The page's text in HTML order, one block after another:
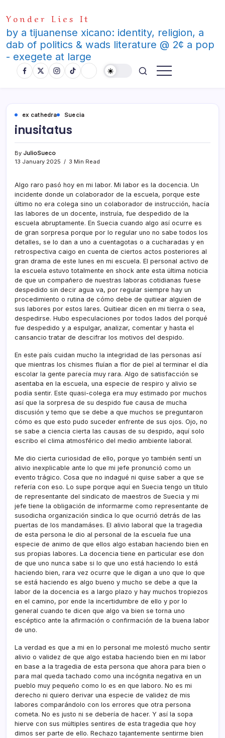
to
content
Yonder Lies It
by a tijuanense xicano: identity, religion, a
dab of politics & wads literature @ 2¢ a pop
- exegete at large
ex cathedra Suecia
inusitatus
By JulioSueco
13 January 2025
3 Min Read
Algo raro pasó hoy en mi labor. Mi labor es la docencia. Un
incidente donde un colaborador de la escuela, porque este
último no era colega sino un colaborador de instrucción, hacía
las labores de un docente, instruía, fue despedido de la
escuela abruptamente. En Suecia cuando algo así ocurre es
de gran sorpresa porque por lo regular uno no sabe todos los
detalles, se lo dan a uno a cuentagotas o a cucharadas y en
retrospectiva caigo en cuenta de ciertos actos posteriores al
gran drama de este lunes en mi escuela. El personal activo de
la escuela estuvo totalmente en shock ante esta última noticia
de que un compañero de nuestras laboras cotidianas fuese
despedido sin decir agua va, por regular siempre hay un
procedimiento o rutina de cómo debe de quitiear alguien de
sus labores por estos lares. Quitiear dicen en mi tierra o sea,
despedirse. Hubo especulaciones por todos lados del porqué
fue despedido y a espulgar, analizar, comentar y hasta el
cansancio tratar de descifrar los motivos del despido.
En este país cuidan mucho la integridad de las personas así
que mientras los chismes fluían a flor de piel al terminar el día
escolar la gente parecía muy rara. Algo de satisfacción se
asentaba en la escuela, una especie de respiro y alivio se
podía sentir. Este quasi-colega era muy estimado por muchos
así que la sorpresa de su despido fue causa de mucha
discusión y temo que se debe a que muchos se preguntaron
cómo es que esto pudo suceder enfrente de sus ojos. Ojo, no
se sabe a ciencia cierta las causas de su despido, aquí solo
escribo el clima atmosférico del medio ambiente laboral.
Me dio cierta curiosidad de ello, porque yo también sentí un
alivio inexplicable ante lo que mi jefe pronunció como un
evento trágico. Cosa que no indagué ni quise saber a que se
refería con eso. Lo supe porque aquí en Suecia tengo un título
de representante del sindicato de maestros de Suecia y mi
jefe tiene la obligación de informarme como representante de
susodicha organización sindica lo que ocurrió detrás de las
puertas de los mandamáses. El alivio laboral que la tragedia
de esta persona le dio al personal de la escuela fue una
especie de animo de que ellos algo estaban haciendo bien en
sus propias labores. La docencia tiene en particular ese don
de que uno nunca sabe si lo que uno está haciendo lo está
haciendo bien, rara vez ocurre que le digan a uno que lo que
se está haciendo es algo bueno y mucho se debe a que la
labor de la docencia es a largo plazo y hay muchos tropiezos
en el camino, por ende la incertidumbre de ello y por lo
general cuando te dicen que algo va bien se torna uno
escéptico ante la afirmación o confirmación de la buena labor
de uno.
La verdad es que a mi en lo personal me molestó mucho sentir
alivio o validez de que algo estaba haciendo bien en mi labor
en base a la tragedia de esta persona que ahora para bien o
para mal queda tachado como una incógnita negativa en un
pueblo muy pequeño como lo es en que laboro. No es mi
derecho ni quiero derivar una especie de validez de mis
labores comparándolo con los errores que otra persona
cometa. No es justo ni se debería de hacer. Y así la sopa
hierve con sus múltiples sentires de esta tragedia que hoy
dimos ser parte de ello. Rechazo tajantemente sentirme bien